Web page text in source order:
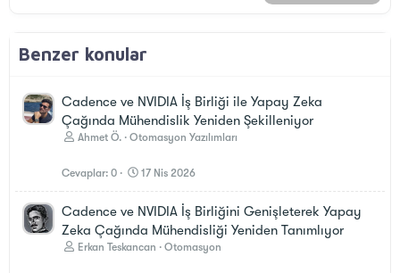
Benzer konular
Cadence ve NVIDIA İş Birliği ile Yapay Zeka
Çağında Mühendislik Yeniden Şekilleniyor
Ahmet Ö. Otomasyon Yazılımları
Cevaplar 0 17 Nis 2026
Cadence ve NVIDIA İş Birliğini Genişleterek Yapay
Zeka Çağında Mühendisliği Yeniden Tanımlıyor
Erkan Teskancan Otomasyon